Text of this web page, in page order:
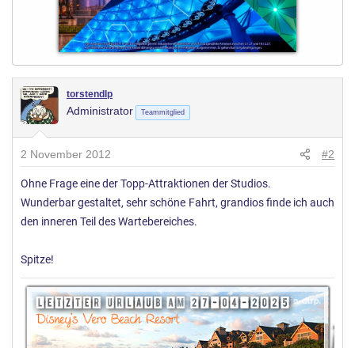
torstendlp
Administrator Teammitglied
2 November 2012 #2
Ohne Frage eine der Topp-Attraktionen der Studios.
Wunderbar gestaltet, sehr schöne Fahrt, grandios finde ich auch
den inneren Teil des Wartebereiches.
Spitze!